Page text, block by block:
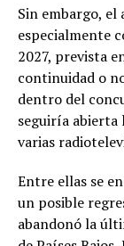
Sin embargo,
especialmente
2027, prevista
continuidad o
dentro del
seguiría abierta
varias
Entre ellas se
un posible
abandonó la